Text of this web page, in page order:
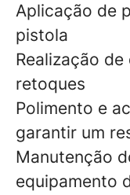
Aplicação de
pistola
Realização
retoques
Polimento e
garantir um
Manutenção
equipamento